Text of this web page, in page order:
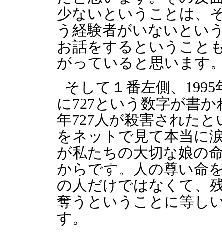
少ないということは、
う経験者がいないとい
お話をするということ
がっていると思います
そして１番左側、
に727という数字が書
年727人が殺害された
をネットで見て本当に
が私たちの大切な娘の
からです。人の尊い命
の人だけではなくて、
奪うということに等し
す。